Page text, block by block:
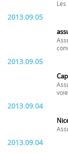
2013.09.05
2013.09.05
2013.09.04
2013.09.04